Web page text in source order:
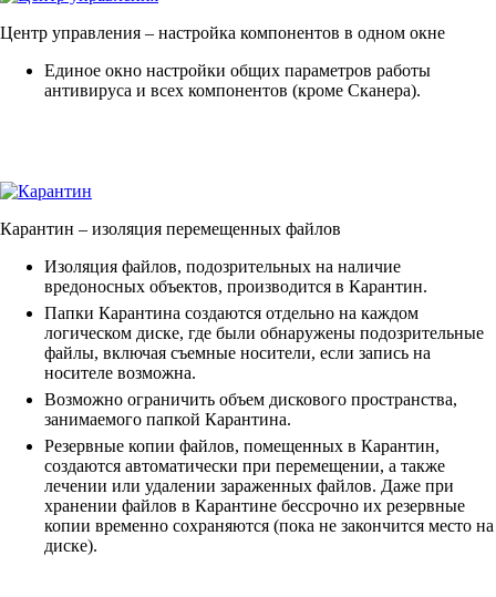
Центр управления – настройка компонентов в одном окне
Единое окно настройки общих параметров работы
антивируса и всех компонентов (кроме Сканера).
Карантин – изоляция перемещенных файлов
Изоляция файлов, подозрительных на наличие
вредоносных объектов, производится в Карантин.
Папки Карантина создаются отдельно на каждом
логическом диске, где были обнаружены подозрительные
файлы, включая съемные носители, если запись на
носителе возможна.
Возможно ограничить объем дискового пространства,
занимаемого папкой Карантина.
Резервные копии файлов, помещенных в Карантин,
создаются автоматически при перемещении, а также
лечении или удалении зараженных файлов. Даже при
хранении файлов в Карантине бессрочно их резервные
копии временно сохраняются (пока не закончится место на
диске).